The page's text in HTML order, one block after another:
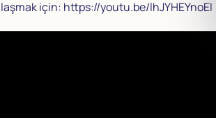
için: https://youtu.be/lhJYHEYnoEI